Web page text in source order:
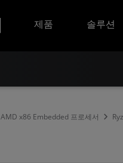
제품
솔루션
AMD x86 Embedded 프로세서